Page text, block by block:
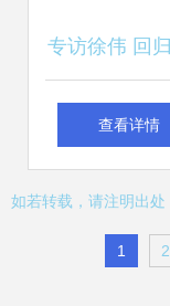
专访徐伟 回
服务本质，以
查看详情
如若转载，请注明出
1 2